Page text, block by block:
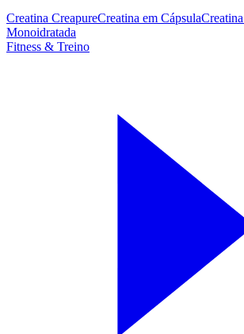
Creatina CreapureCreatina em Cápsula
Monoidratada
Fitness & Treino